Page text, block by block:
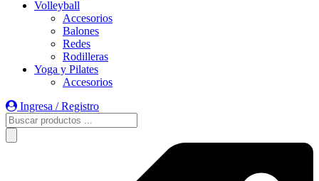
Volleyball
Accesorios
Balones
Redes
Rodilleras
Yoga y Pilates
Accesorios
Ingresa / Registro
Búsqueda
de
productos